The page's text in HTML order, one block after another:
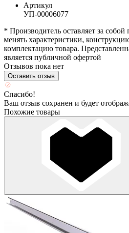
Артикул
УП-00006077
* Производитель оставляет за собой
менять характеристики,
комплектацию товара.
является публичной офертой
Отзывов пока нет
Оставить отзыв
Спасибо!
Ваш отзыв сохранен и будет
Похожие товары